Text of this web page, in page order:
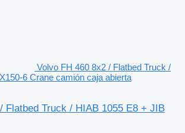
Volvo FH 460 8x2 / Flatbed Truck /
6 Crane camión caja abierta
Flatbed Truck / HIAB 1055 E8 + JIB